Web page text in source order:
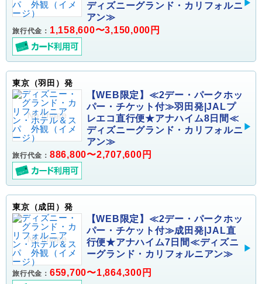
ディズニーグランド・カリフォルニ
アン≫
旅行代金： 1,158,600〜3,150,000円
東京（羽田）発
【WEB限定】≪2デー・パークホッ
パー・チケット付≫羽田発|JALプ
レエコ直行便★アナハイム8日間≪
ディズニーグランド・カリフォルニ
アン≫
旅行代金： 886,800〜2,707,600円
東京（成田）発
【WEB限定】≪2デー・パークホッ
パー・チケット付≫成田発|JAL直
行便★アナハイム7日間≪ディズニ
ーグランド・カリフォルニアン≫
旅行代金： 659,700〜1,864,300円